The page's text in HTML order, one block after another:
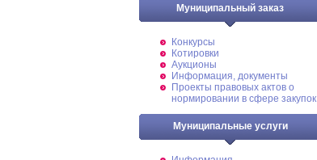
Муниципальный заказ
Конкурсы
Котировки
Аукционы
Информация, документы
Проекты правовых актов о
нормировании в сфере закупок
Муниципальные услуги